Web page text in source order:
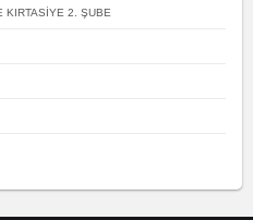
KIRTASİYE 2. ŞUBE